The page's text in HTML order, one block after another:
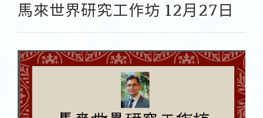
馬來世界研究工作坊 12月27日